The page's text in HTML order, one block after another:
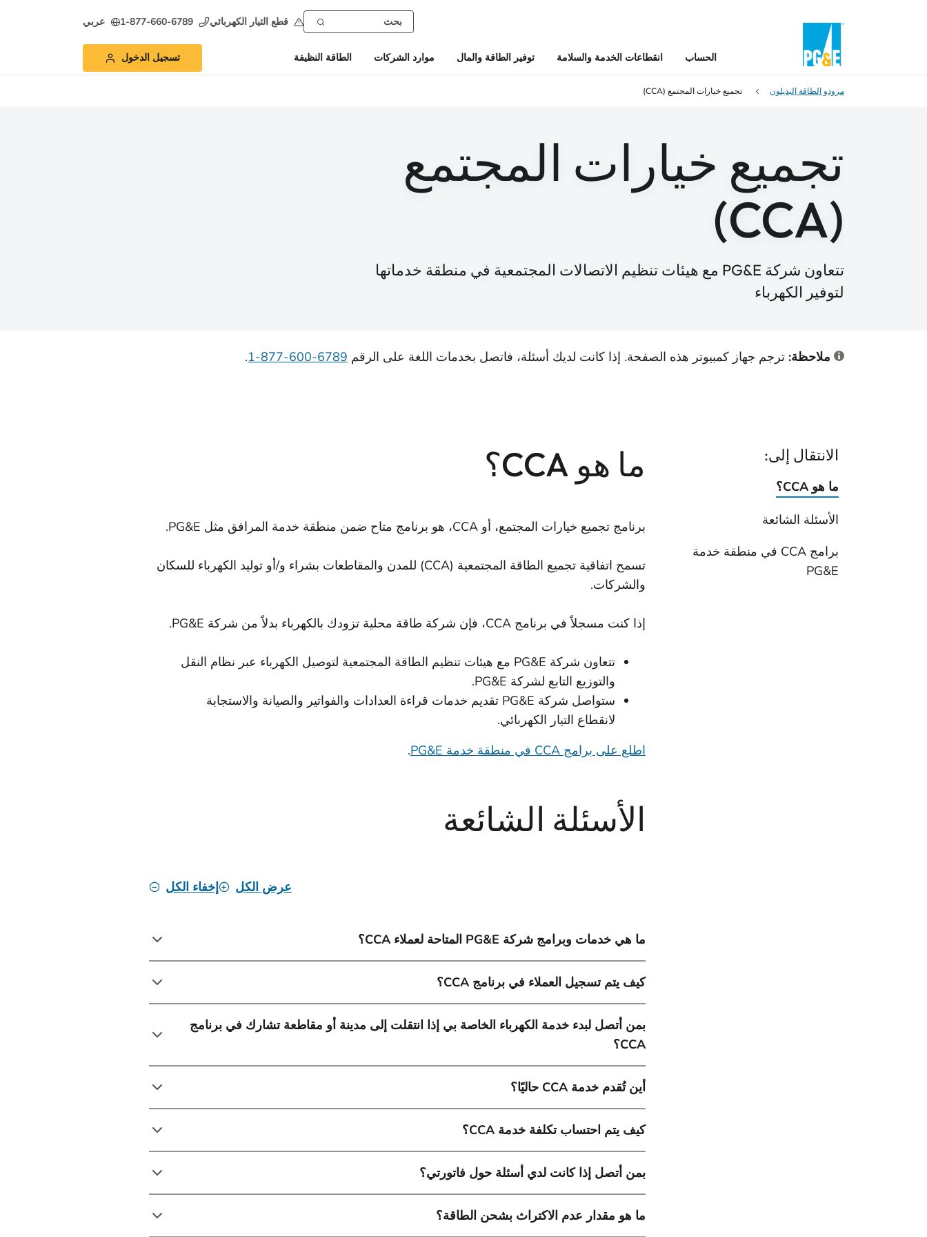
قطع التيار الكهربائي 1-877-660-6789 عربي
الحساب انقطاعات الخدمة والسلامة توفير الطاقة والمال موارد الشركات الطاقة النظيفة تسجيل الدخول
مزودو الطاقة البديلون تجميع خيارات المجتمع (CCA)
تجميع خيارات المجتمع
(CCA)
تتعاون شركة PG&E مع هيئات تنظيم الاتصالات المجتمعية في منطقة خدماتها
لتوفير الكهرباء
ملاحظة: ترجم جهاز كمبيوتر هذه الصفحة. إذا كانت لديك أسئلة، فاتصل بخدمات اللغة على الرقم 6789-600-877-1
.
الانتقال إلى:
ما هو CCA؟
الأسئلة الشائعة
برامج CCA في منطقة خدمة
PG&E
ما هو CCA؟
برنامج تجميع خيارات المجتمع، أو CCA، هو برنامج متاح ضمن منطقة خدمة المرافق مثل PG&E.
تسمح اتفاقية تجميع الطاقة المجتمعية (CCA) للمدن والمقاطعات بشراء و/أو توليد الكهرباء للسكان
والشركات.
إذا كنت مسجلاً في برنامج CCA، فإن شركة طاقة محلية تزودك بالكهرباء بدلاً من شركة PG&E.
تتعاون شركة PG&E مع هيئات تنظيم الطاقة المجتمعية لتوصيل الكهرباء عبر نظام النقل
والتوزيع التابع لشركة PG&E.
ستواصل شركة PG&E تقديم خدمات قراءة العدادات والفواتير والصيانة والاستجابة
لانقطاع التيار الكهربائي.
اطلع على برامج CCA في منطقة خدمة PG&E
.
الأسئلة الشائعة
عرض الكل إخفاء الكل
ما هي خدمات وبرامج شركة PG&E المتاحة لعملاء CCA؟
كيف يتم تسجيل العملاء في برنامج CCA؟
بمن أتصل لبدء خدمة الكهرباء الخاصة بي إذا انتقلت إلى مدينة أو مقاطعة تشارك في برنامج
CCA؟
أين تُقدم خدمة CCA حاليًا؟
كيف يتم احتساب تكلفة خدمة CCA؟
بمن أتصل إذا كانت لدي أسئلة حول فاتورتي؟
ما هو مقدار عدم الاكتراث بشحن الطاقة؟